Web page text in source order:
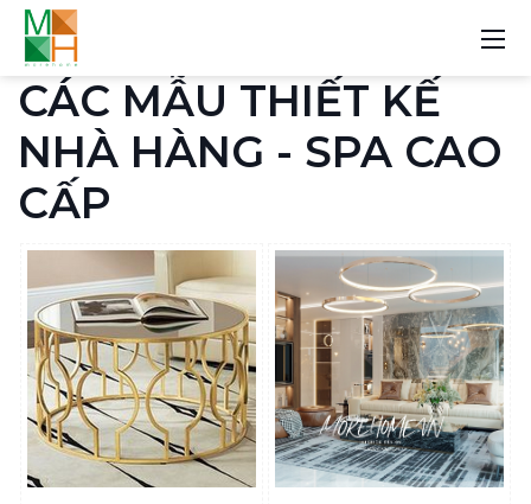
CÁC MẪU THIẾT KẾ
NHÀ HÀNG - SPA CAO
CẤP